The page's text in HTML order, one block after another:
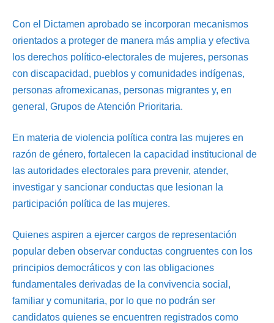
Con el Dictamen aprobado se incorporan mecanismos
orientados a proteger de manera más amplia y efectiva
los derechos político-electorales de mujeres, personas
con discapacidad, pueblos y comunidades indígenas,
personas afromexicanas, personas migrantes y, en
general, Grupos de Atención Prioritaria.
En materia de violencia política contra las mujeres en
razón de género, fortalecen la capacidad institucional de
las autoridades electorales para prevenir, atender,
investigar y sancionar conductas que lesionan la
participación política de las mujeres.
Quienes aspiren a ejercer cargos de representación
popular deben observar conductas congruentes con los
principios democráticos y con las obligaciones
fundamentales derivadas de la convivencia social,
familiar y comunitaria, por lo que no podrán ser
candidatos quienes se encuentren registrados como